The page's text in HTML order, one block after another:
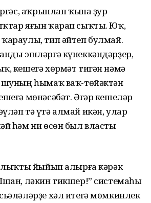
аҡрынлап ҡына ҙур
яғын ҡарап сыҡты. Юҡ,
тип әйтеп булмай.
эшләргә күнеккәндәрҙер,
кешегә хөрмәт тигән нәмә
һымаҡ ваҡ-төйәктән
мөнәсәбәт. Әгәр кешеләр
тә үтә алмай икән, улар
һәм ни өсөн был власты
йыйып алырға кәрәк
ләкин тикшер!” системаһы
хәл итегә мөмкинлек